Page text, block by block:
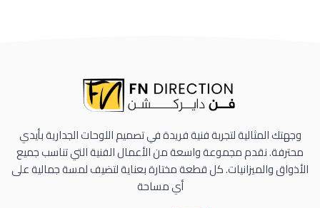
وجهتك المثالية لتجربة فنية فريدة في تصميم اللوحات الجدارية بأيدي
محترفة. نقدم مجموعة واسعة من الأعمال الفنية التي تناسب جميع
الأذواق والميزانيات. كل قطعة مختارة بعناية لتضيف لمسة جمالية على
أي مساحة